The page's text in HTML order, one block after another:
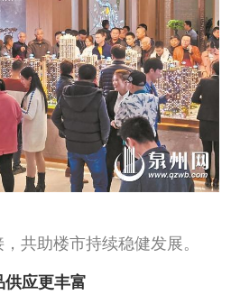
共助楼市持续稳健发展。
供应更丰富